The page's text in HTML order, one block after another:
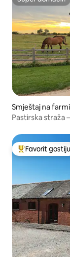
Super domaćin
Smještaj na
Pastirska straža
Glavni favorit
Favorit gostiju